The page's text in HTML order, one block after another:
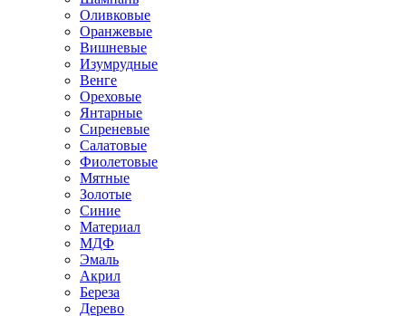
Оливковые
Оранжевые
Вишневые
Изумрудные
Венге
Ореховые
Янтарные
Сиреневые
Салатовые
Фиолетовые
Мятные
Золотые
Синие
Материал
МДФ
Эмаль
Акрил
Береза
Дерево